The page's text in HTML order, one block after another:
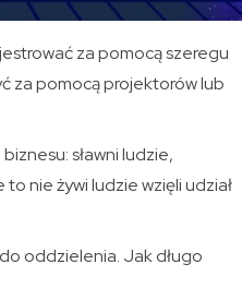
za pomocą szeregu
za pomocą projektorów lub
sławni ludzie,
nie żywi ludzie wzięli udział
oddzielenia. Jak długo